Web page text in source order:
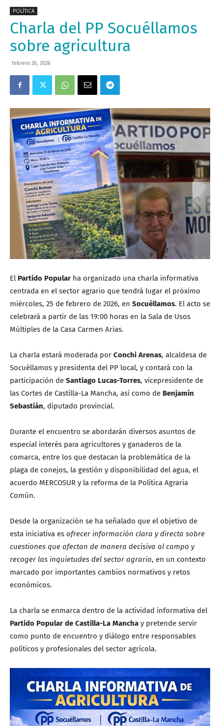
POLÍTICA
Charla del PP Socuéllamos
sobre agricultura
febrero 20, 2026
El Partido Popular ha organizado una charla informativa
centrada en el sector agrario que tendrá lugar el próximo
miércoles, 25 de febrero de 2026, en Socuéllamos. El acto se
celebrará a partir de las 19:00 horas en la Sala de Usos
Múltiples de la Casa Carmen Arias.
La charla estará moderada por Conchi Arenas, alcaldesa de
Socuéllamos y presidenta del PP local, y contará con la
participación de Santiago Lucas-Torres, vicepresidente de
las Cortes de Castilla-La Mancha, así como de Benjamín
Sebastián, diputado provincial.
Durante el encuentro se abordarán diversos asuntos de
especial interés para agricultores y ganaderos de la
comarca, entre los que destacan la problemática de la
plaga de conejos, la gestión y disponibilidad del agua, el
acuerdo MERCOSUR y la reforma de la Política Agraria
Común.
Desde la organización se ha señalado que el objetivo de
esta iniciativa es ofrecer información clara y directa sobre
cuestiones que afectan de manera decisiva al campo y
recoger las inquietudes del sector agrario, en un contexto
marcado por importantes cambios normativos y retos
económicos.
La charla se enmarca dentro de la actividad informativa del
Partido Popular de Castilla-La Mancha y pretende servir
como punto de encuentro y diálogo entre responsables
políticos y profesionales del sector agrícola.